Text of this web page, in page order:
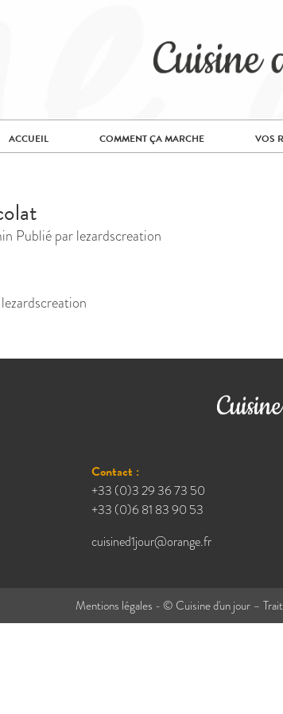
ACCUEIL COMMENT ÇA MARCHE VOS
Publié parlezardscreation
Contact :
+33 (0)3 29 36 73 50
+33 (0)6 81 83 90 53
cuisined1jour@orange.fr
Mentions légales - © Cuisine d'un jour –